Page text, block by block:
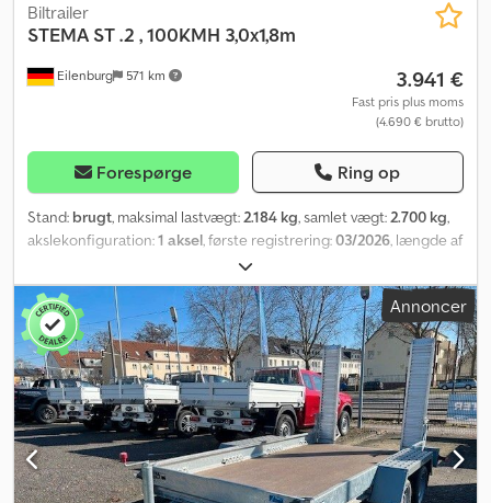
Eilenburg 571 km
Biltrailer
STEMA ST .2 , 100KMH 3,0x1,8m
3.941 €
Fast pris plus moms
(4.690 € brutto)
Forespørge Ring op
Stand: brugt, maksimal lastvægt:2.184 kg, samlet vægt:2.700 kg,
akslekonfiguration:1 aksel, første registrering:03/2026, længde af
, læsningsbredde:
350 mm, samlet bredde:2.320 mm, total højde:970 mm, A54
GW26NG000061, * 100 km/t version med monterede
støddæmpere Dcsdpfx Anjyqdr Djkjk * Sikker og professionel
vinkel-låsemekanisme i støbestål * Robust og holdbar
hængselskinner * Vedligeholdelsesfri gummifjederaksel og
kvalitetsdæk * Nedklappelige for- og bagvægge * Sikkerhedslys
beskyttet på alle sider * Dobbelt korrosionsbeskyttelse med
aluminium-zink-belægning GALVALUME * Undervognsbeskyttelse
ifølge EU-standard Lavlæsser med tandemaksel, fabrikat STEMA,
type SySTEMA ST .2, totalvægt: 2.700 kg, påløbsbremset, 3,01 m x
Annoncer